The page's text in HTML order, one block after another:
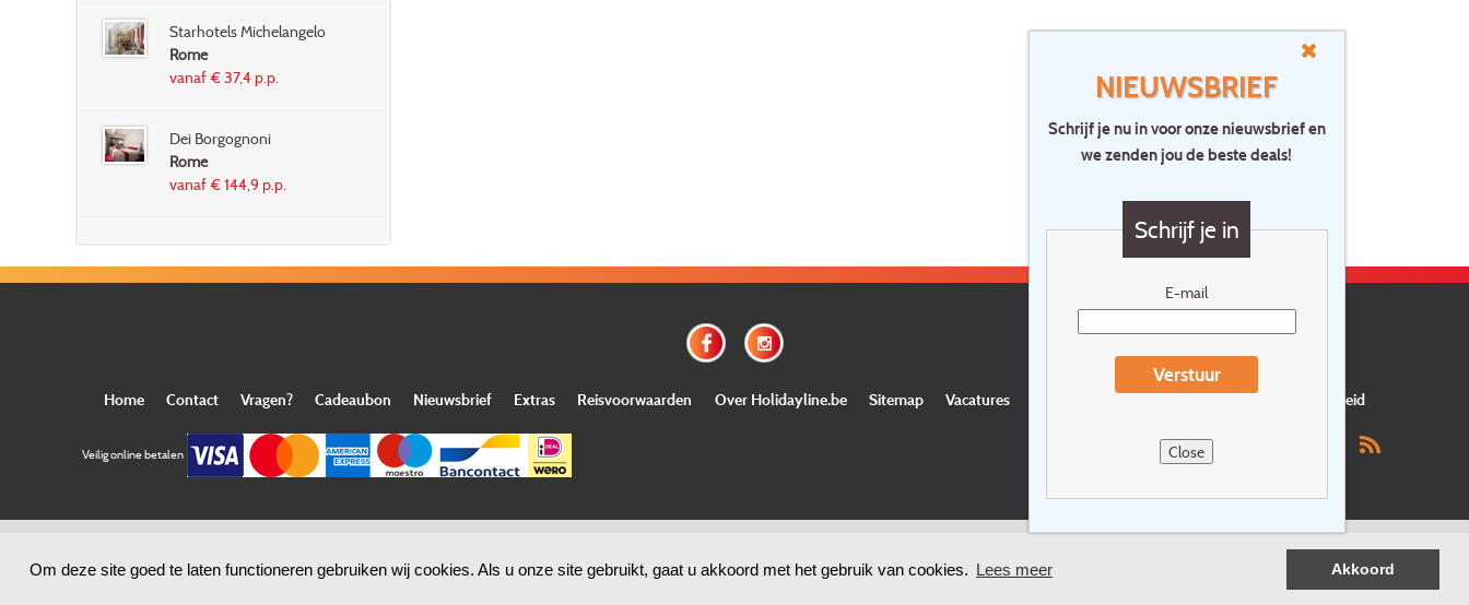
Om deze site goed te laten functioneren gebruiken wij cookies. Als u onze site gebruikt, gaat u akkoord met het gebruik van cookies. Lees meer Akkoord
NIEUWSBRIEF
Schrijf je nu in voor onze nieuwsbrief en
we zenden jou de beste deals!
Schrijf je in
E-mail
Verstuur
Close
Starhotels Michelangelo
Rome
vanaf € 37,4 p.p.
Dei Borgognoni
Rome
vanaf € 144,9 p.p.
Home Contact Vragen? Cadeaubon Nieuwsbrief Extras Reisvoorwaarden Over Holidayline.be Sitemap Vacatures Privacyverklaring Verzekering Duurzaamheid
Veilig online betalen
© Copyright Holidayline, 2000-2026, All rights reserved.Cloud hosting by